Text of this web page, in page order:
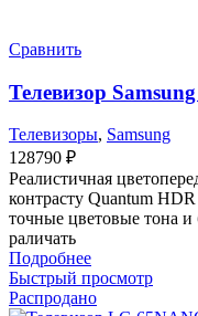
Сравнить
Телевизор
Телевизоры, Samsung
128790 ₽
Реалистичная
контрасту Quantum
точные цветовые тона и
раличать
Подробнее
Быстрый просмотр
Распродано